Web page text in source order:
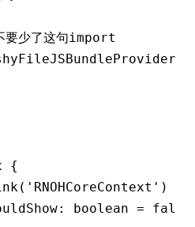
少了这句import
{
( 'RNOHCoreContext' )
: boolean = false